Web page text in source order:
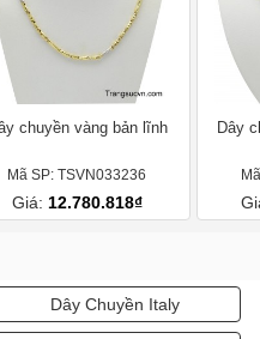
chuyền vàng bản lĩnh
Mã SP: TSVN033236
Giá: 12.780.818₫
Dây
Dây Chuyền Italy